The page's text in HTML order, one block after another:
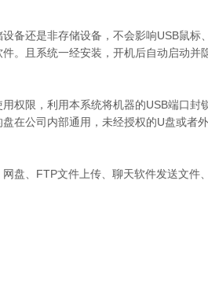
备还是非存储设备，不会影响USB鼠
。且系统一经安装，开机后自动启动
权限，利用本系统将机器的USB端口
在公司内部通用，未经授权的U盘或者
盘、FTP文件上传、聊天软件发送文